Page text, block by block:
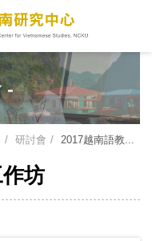
-
研討會 2017越南語教...
坊